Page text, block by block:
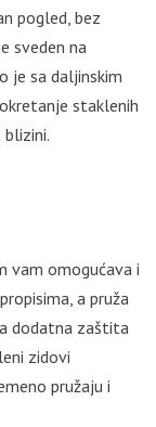
pogled, bez
sveden na
je sa daljinskim
staklenih
vam omogućava i
a pruža
dodatna zaštita
zidovi
pružaju i